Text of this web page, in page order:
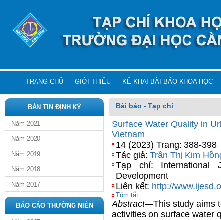
TRANG CHỦ GIỚI THIỆU KÊ KHAI BÀI BÁO KHOA HỌC
BẢN TIN ĐỊNH KỲ
Năm 2021
Năm 2020
Năm 2019
Năm 2018
Năm 2017
BÁO CÁO THƯỜNG NIÊN
Bài báo - Tạp chí
Surface Water Quality in
Vietnam
14 (2023) Trang: 388-398
Tác giả: Trần Thị Kim
Tạp chí: International
Development
Liên kết: http://
Tóm tắt
Abstract—This study aims
activities on surface water